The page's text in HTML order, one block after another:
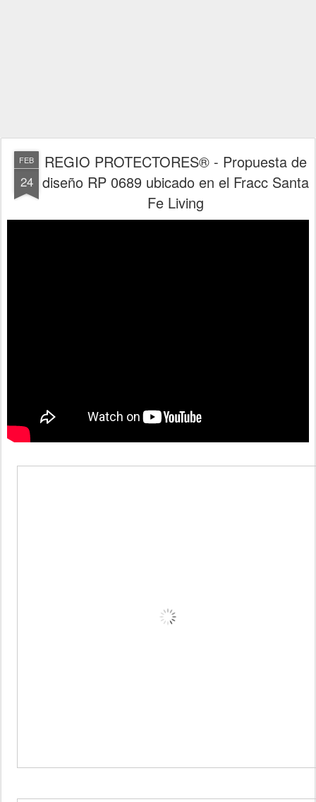
FEB
24
REGIO PROTECTORES® - Propuesta de
diseño RP 0689 ubicado en el Fracc Santa
Fe Living